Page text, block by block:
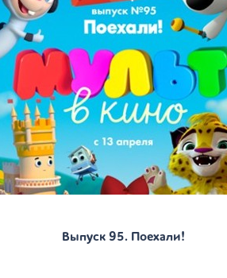
Выпуск 95. Поехали!